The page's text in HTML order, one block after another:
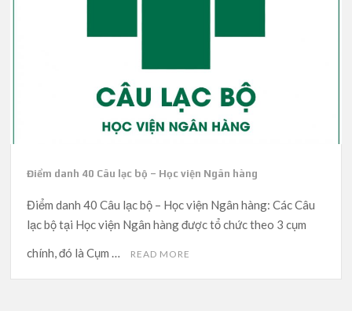
Điểm danh 40 Câu lạc bộ – Học viện Ngân hàng
Điểm danh 40 Câu lạc bộ – Học viện Ngân hàng: Các Câu
lạc bộ tại Học viện Ngân hàng được tổ chức theo 3 cụm
chính, đó là Cụm …
READ MORE